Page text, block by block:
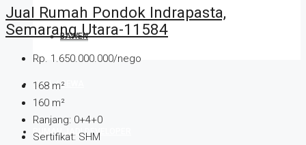
BAWEN
JUAL / SEWA
RUMAH JADI DEVELOPER
Jual Rumah Pondok Indrapasta,
Semarang Utara-11584
Rp. 1.650.000.000/nego
168 m²
160 m²
Ranjang: 0+4+0
Sertifikat: SHM